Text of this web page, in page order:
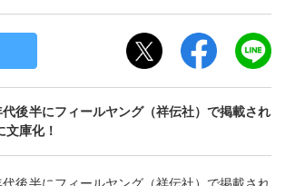
後半にフィールヤング（祥伝社）で掲載され
文庫化！
後半にフィールヤング（祥伝社）で掲載され